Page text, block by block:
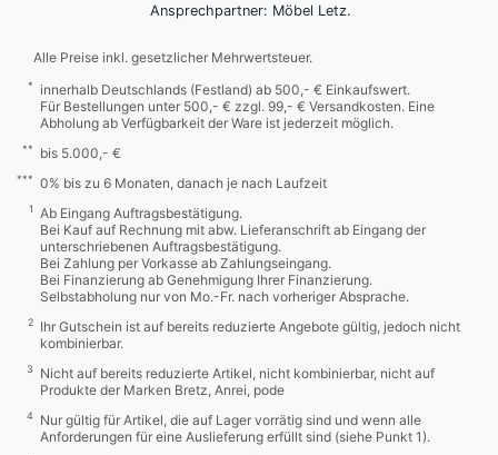
Ansprechpartner: Möbel Letz.
Alle Preise inkl. gesetzlicher Mehrwertsteuer.
*
innerhalb Deutschlands (Festland) ab 500,- € Einkaufswert.
Für Bestellungen unter 500,- € zzgl. 99,- € Versandkosten. Eine
Abholung ab Verfügbarkeit der Ware ist jederzeit möglich.
** bis 5.000,- €
*** 0% bis zu 6 Monaten, danach je nach Laufzeit
1
Ab Eingang Auftragsbestätigung.
Bei Kauf auf Rechnung mit abw. Lieferanschrift ab Eingang der
unterschriebenen Auftragsbestätigung.
Bei Zahlung per Vorkasse ab Zahlungseingang.
Bei Finanzierung ab Genehmigung Ihrer Finanzierung.
Selbstabholung nur von Mo.-Fr. nach vorheriger Absprache.
2
Ihr Gutschein ist auf bereits reduzierte Angebote gültig, jedoch nicht
kombinierbar.
3
Nicht auf bereits reduzierte Artikel, nicht kombinierbar, nicht auf
Produkte der Marken Bretz, Anrei, pode
4
Nur gültig für Artikel, die auf Lager vorrätig sind und wenn alle
Anforderungen für eine Auslieferung erfüllt sind (siehe Punkt 1).